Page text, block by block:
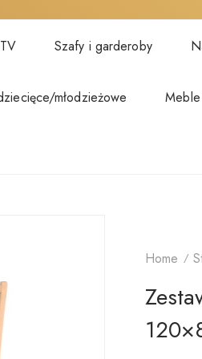
Szafy i garderoby
młodzieżowe
Home